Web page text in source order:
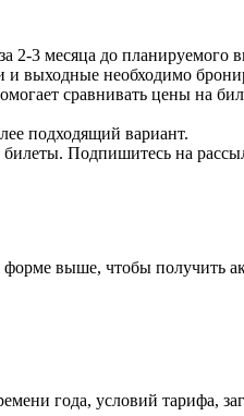
3 месяца до планируемого
и выходные необходимо
сравнивать цены на
подходящий вариант.
Подпишитесь на
выше, чтобы получить
года, условий тарифа,